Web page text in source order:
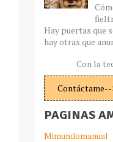
Hay puertas que
hay otras que
Con la
Contáctame--
PAGINAS
Mimundomanual